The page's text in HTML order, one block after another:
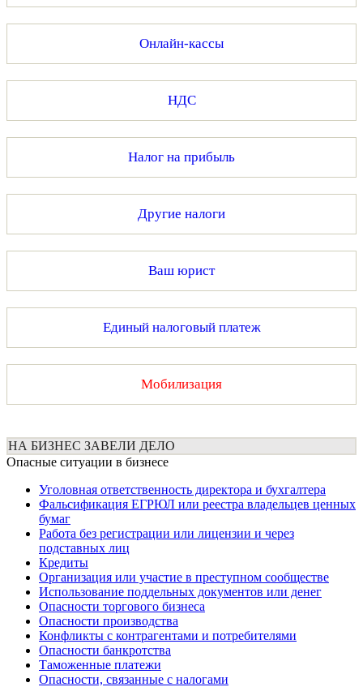
Онлайн-кассы
НДС
Налог на прибыль
Другие налоги
Ваш юрист
Единый налоговый платеж
Мобилизация
НА БИЗНЕС ЗАВЕЛИ ДЕЛО
Опасные ситуации в бизнесе
Уголовная ответственность директора и бухгалтера
Фальсификация ЕГРЮЛ или реестра владельцев ценных
бумаг
Работа без регистрации или лицензии и через
подставных лиц
Кредиты
Организация или участие в преступном сообществе
Использование поддельных документов или денег
Опасности торгового бизнеса
Опасности производства
Конфликты с контрагентами и потребителями
Опасности банкротства
Таможенные платежи
Опасности, связанные с налогами